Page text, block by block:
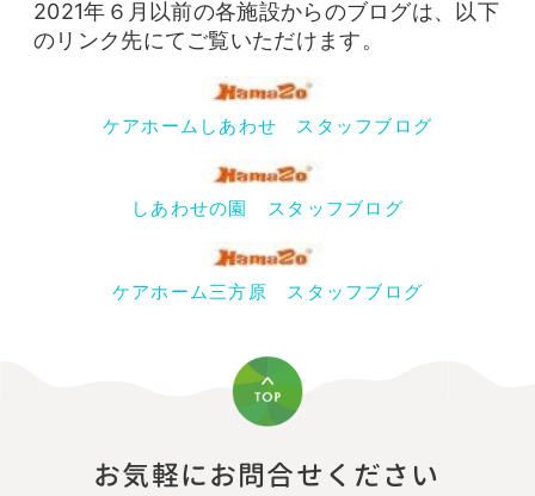
2021年６月以前の各施設からのブログは、以下
のリンク先にてご覧いただけます。
ケアホームしあわせ スタッフブログ
しあわせの園 スタッフブログ
ケアホーム三方原 スタッフブログ
お気軽にお問合せください